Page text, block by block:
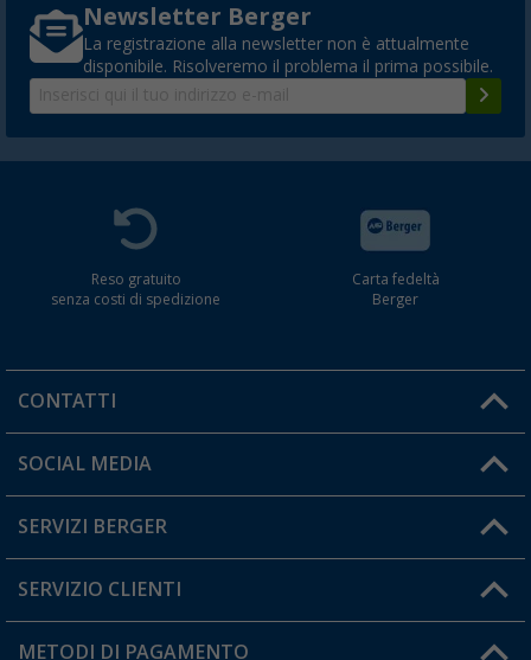
Newsletter Berger
La registrazione alla newsletter non è attualmente
disponibile. Risolveremo il problema il prima possibile.
Reso gratuito
senza costi di spedizione
Carta fedeltà
Berger
CONTATTI
Orari di apertura del servizio:
Hai una domanda?
SOCIAL MEDIA
SERVIZI BERGER
Diventare rivenditori
Il mio Account
SERVIZIO CLIENTI
Informazioni sulla spedizione
METODI DI PAGAMENTO